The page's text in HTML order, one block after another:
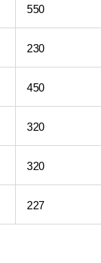
550
230
450
320
320
227